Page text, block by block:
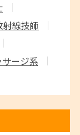
射線技師
ージ系